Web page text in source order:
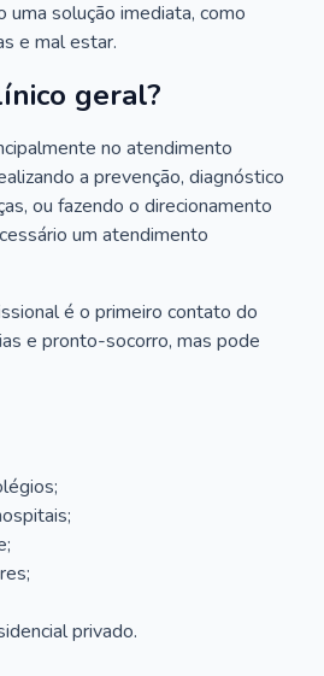
uma solução imediata, como
e mal estar.
geral?
no atendimento
a prevenção, diagnóstico
ou fazendo o direcionamento
um atendimento
é o primeiro contato do
e pronto-socorro, mas pode
privado.